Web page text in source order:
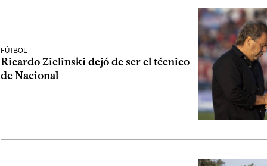
FÚTBOL
Ricardo Zielinski dejó de ser el técnico
de Nacional